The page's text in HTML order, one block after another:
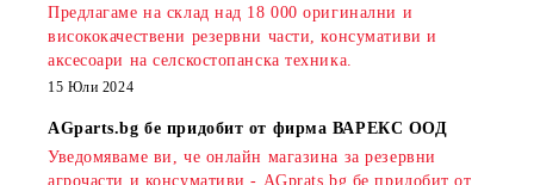
Предлагаме на склад над 18 000 оригинални и
висококачествени резервни части, консумативи и
аксесоари на селскостопанска техника.
15 Юли 2024
AGparts.bg бе придобит от фирма ВАРЕКС ООД
Уведомяваме ви, че онлайн магазина за резервни
агрочасти и консумативи - AGprats.bg бе придобит от